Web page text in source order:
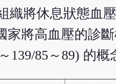
織將休息狀態血
家將高血壓的診
139/85～89) 的概